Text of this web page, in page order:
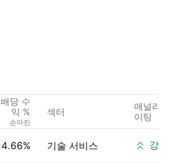
배당 수
익 %
순마진
섹터
애널리스트
이팅
4.66% 기술 서비스 강력